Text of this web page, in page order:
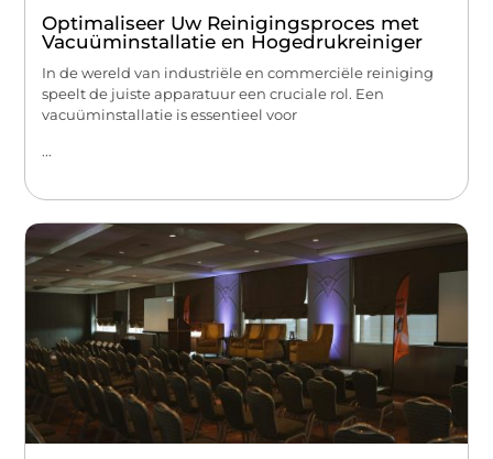
Optimaliseer Uw Reinigingsproces met
Vacuüminstallatie en Hogedrukreiniger
In de wereld van industriële en commerciële reiniging
speelt de juiste apparatuur een cruciale rol. Een
vacuüminstallatie is essentieel voor
...